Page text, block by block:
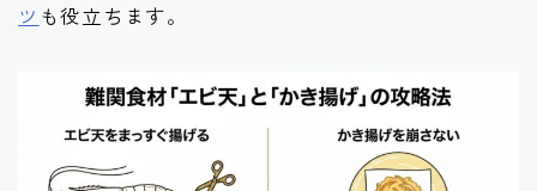
ツ も役立ちます。